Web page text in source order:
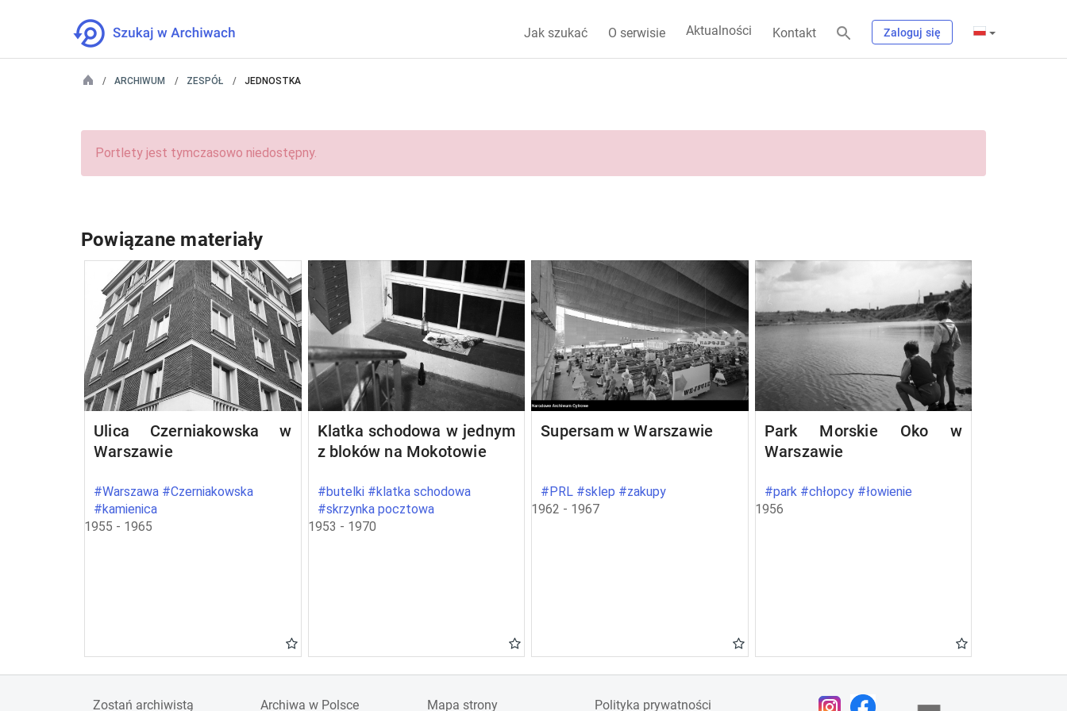
Jak szukać O serwisie Aktualności Kontakt Zaloguj się
ARCHIWUM ZESPÓŁ JEDNOSTKA
Portlety jest tymczasowo niedostępny.
Powiązane materiały
Ulica Czerniakowska w
Warszawie
#Warszawa #Czerniakowska
#kamienica
1955 - 1965
Klatka schodowa w jednym
z bloków na Mokotowie
#butelki #klatka schodowa
#skrzynka pocztowa
1953 - 1970
Supersam w Warszawie
#PRL #sklep #zakupy
1962 - 1967
Park Morskie Oko w
Warszawie
#park #chłopcy #łowienie
1956
Zostań archiwistą Archiwa w Polsce Mapa strony Polityka prywatności